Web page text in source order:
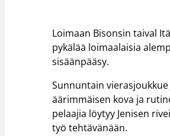
Loimaan Bisonsin taival
pykälää loimaalaisia
sisäänpääsy.
Sunnuntain
äärimmäisen kova ja
pelaajia löytyy Jenisen
työ tehtävänään.